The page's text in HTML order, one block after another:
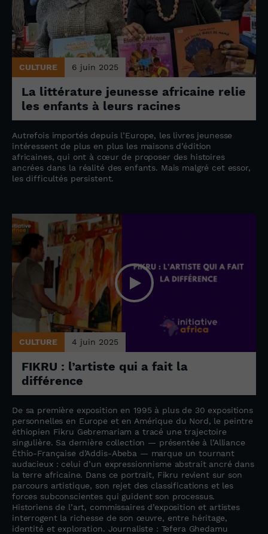
CULTURE 6 juin 2025
La littérature jeunesse africaine relie
les enfants à leurs racines
Autrefois importés depuis l’Europe, les livres jeunesse
intéressent de plus en plus les maisons d’édition
africaines, qui ont à cœur de proposer des histoires
ancrées dans la réalité des enfants. Mais malgré cet essor,
les difficultés persistent.
CULTURE 4 juin 2025
FIKRU : l’artiste qui a fait la
différence
De sa première exposition en 1995 à plus de 30 expositions
personnelles en Europe et en Amérique du Nord, le peintre
éthiopien Fikru Gebremariam a tracé une trajectoire
singulière. Sa dernière collection — présentée à l’Alliance
Éthio-Française d’Addis-Abeba — marque un tournant
audacieux : celui d’un expressionnisme abstrait ancré dans
la terre africaine. Dans ce portrait, Fikru revient sur son
parcours artistique, son rejet des classifications et les
forces subconscientes qui guident son processus.
Historiens de l’art, commissaires d’exposition et artistes
interrogent la richesse de son œuvre, entre héritage,
identité et exploration. Journaliste : Tefera Ghedamu